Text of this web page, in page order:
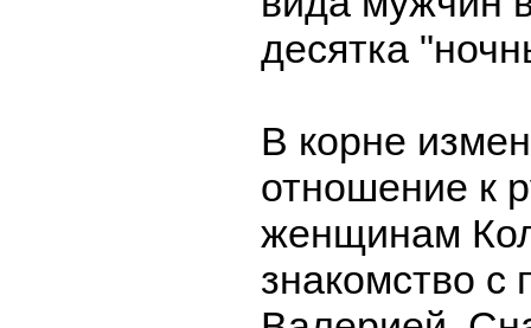
десятка
В корне
отношение к
женщинам
знакомство с